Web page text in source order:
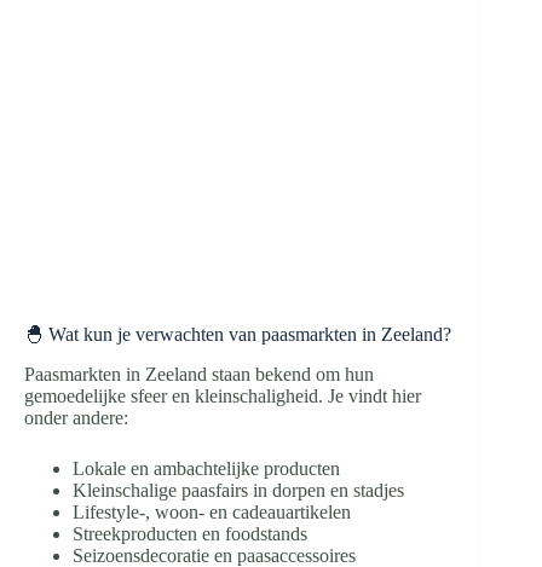
🐣 Wat kun je verwachten van paasmarkten in Zeeland?
Paasmarkten in Zeeland staan bekend om hun
gemoedelijke sfeer en kleinschaligheid. Je vindt hier
onder andere:
Lokale en ambachtelijke producten
Kleinschalige paasfairs in dorpen en stadjes
Lifestyle-, woon- en cadeauartikelen
Streekproducten en foodstands
Seizoensdecoratie en paasaccessoires